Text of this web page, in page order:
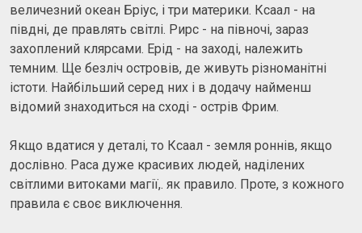
величезний океан Бріус, і три материки. Ксаал - на
півдні, де правлять світлі. Рирс - на півночі, зараз
захоплений клярсами. Ерід - на заході, належить
темним. Ще безліч островів, де живуть різноманітні
істоти. Найбільший серед них і в додачу найменш
відомий знаходиться на сході - острів Фрим.
Якщо вдатися у деталі, то Ксаал - земля роннів, якщо
дослівно. Раса дуже красивих людей, наділених
світлими витоками магії,. як правило. Проте, з кожного
правила є своє виключення.